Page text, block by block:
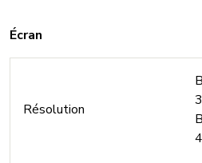
Écran
Résolution